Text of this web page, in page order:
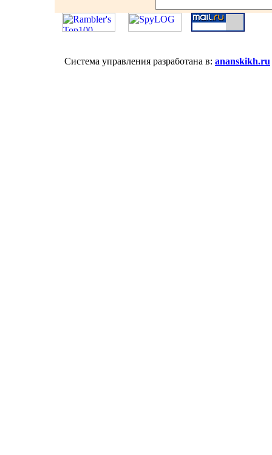
Система управления разработана в: ananskikh.ru